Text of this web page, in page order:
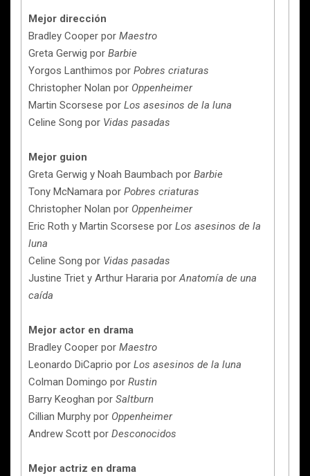
Mejor dirección
Bradley Cooper por Maestro
Greta Gerwig por Barbie
Yorgos Lanthimos por Pobres criaturas
Christopher Nolan por Oppenheimer
Martin Scorsese por Los asesinos de la luna
Celine Song por Vidas pasadas
Mejor guion
Greta Gerwig y Noah Baumbach por Barbie
Tony McNamara por Pobres criaturas
Christopher Nolan por Oppenheimer
Eric Roth y Martin Scorsese por Los asesinos de la
luna
Celine Song por Vidas pasadas
Justine Triet y Arthur Hararia porAnatomía de una
caída
Mejor actor en drama
Bradley Cooper por Maestro
Leonardo DiCaprio por Los asesinos de la luna
Colman Domingo por Rustin
Barry Keoghan por Saltburn
Cillian Murphy por Oppenheimer
Andrew Scott por Desconocidos
Mejor actriz en drama